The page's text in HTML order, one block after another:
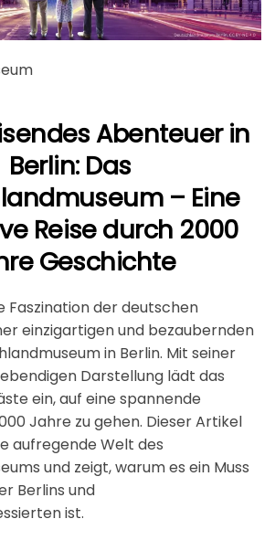
Abenteuer in
Berlin: Das
– Eine
Reise durch 2000
Geschichte
Faszination der deutschen
einzigartigen und bezaubernden
in Berlin. Mit seiner
Darstellung lädt das
ein, auf eine spannende
Jahre zu gehen. Dieser Artikel
aufregende Welt des
und zeigt, warum es ein Muss
Berlins und
ist.